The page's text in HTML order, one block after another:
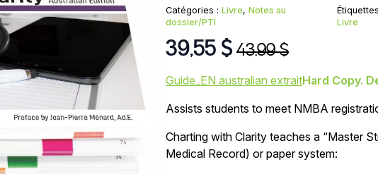
Catégories :Livre,Notes au
dossier/PTI
Livre
43,99$
Le
prix
initial
43,99 $.
39,55$
Le
prix
actuel
39,55 $.
Guide_EN australian extraitHard Copy.
Assists students to meet NMBA
Charting with Clarity teaches a “Master
Medical Record) or paper system: